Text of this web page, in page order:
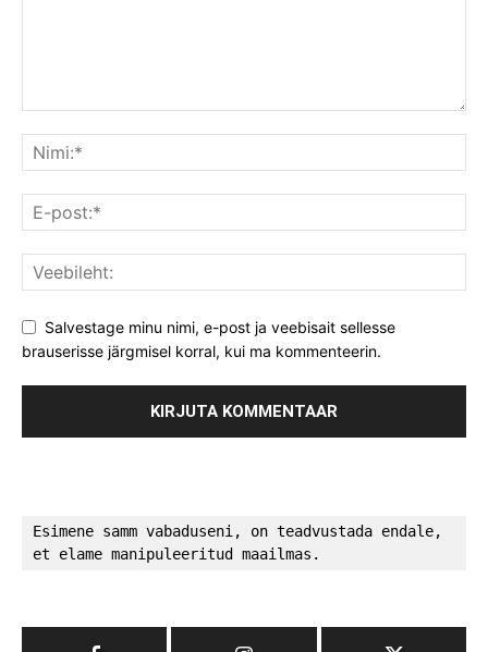
Salvestage minu nimi, e-post ja veebisait sellesse
brauserisse järgmisel korral, kui ma kommenteerin.
Esimene samm vabaduseni, on teadvustada endale,
et elame manipuleeritud maailmas.